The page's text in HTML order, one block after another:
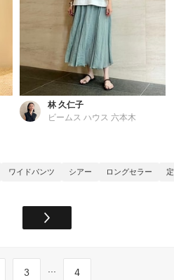
林 久仁子
ビームス ハウス 六本木
ワイドパンツ シアー ロングセラー
3 ... 4